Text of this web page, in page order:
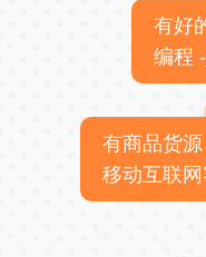
有好
编程 -
有商品货
移动互联网